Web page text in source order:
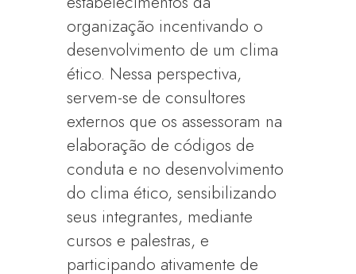
organização incentivando o
desenvolvimento de um clima
ético. Nessa perspectiva,
servem-se de consultores
externos que os assessoram na
elaboração de códigos de
conduta e no desenvolvimento
do clima ético, sensibilizando
seus integrantes, mediante
cursos e palestras, e
participando ativamente de